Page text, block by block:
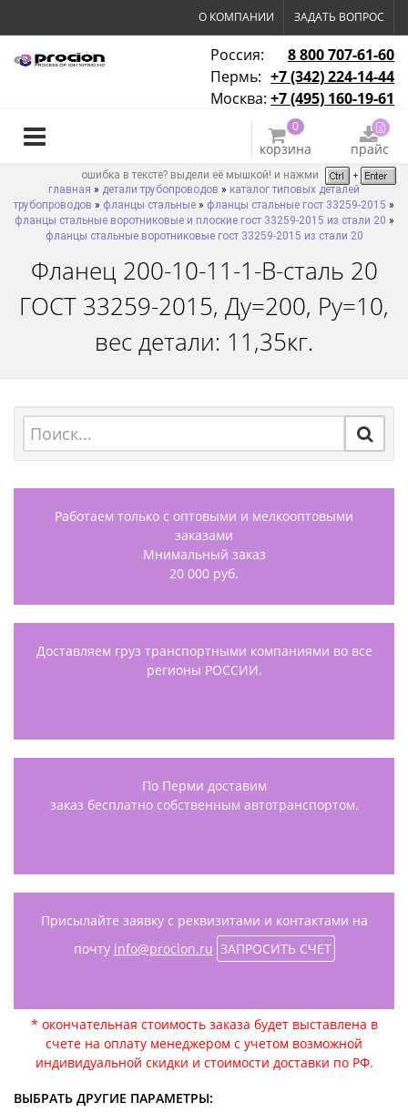
О КОМПАНИИ ЗАДАТЬ ВОПРОС
Россия:
8 800 707-61-60
Пермь: +7 (342) 224-14-44
Москва: +7 (495) 160-19-61
0
корзина прайс
ошибка в тексте? выдели её мышкой! и нажми
главная » детали трубопроводов » каталог типовых деталей
трубопроводов » фланцы стальные » фланцы стальные гост 33259-2015 »
фланцы стальные воротниковые и плоские гост 33259-2015 из стали 20 »
фланцы стальные воротниковые гост 33259-2015 из стали 20
Фланец 200-10-11-1-B-сталь 20
ГОСТ 33259-2015, Ду=200, Ру=10,
вес детали: 11,35кг.
Работаем только с оптовыми и мелкооптовыми
заказами
Мнимальный заказ
20 000 руб.
Доставляем груз транспортными компаниями во все
регионы РОССИИ.
По Перми доставим
заказ бесплатно собственным автотранспортом.
Присылайте заявку с реквизитами и контактами на
почту info@procion.ru ЗАПРОСИТЬ СЧЕТ
* окончательная стоимость заказа будет выставлена в
счете на оплату менеджером с учетом возможной
индивидуальной скидки и стоимости доставки по РФ.
ВЫБРАТЬ ДРУГИЕ ПАРАМЕТРЫ: